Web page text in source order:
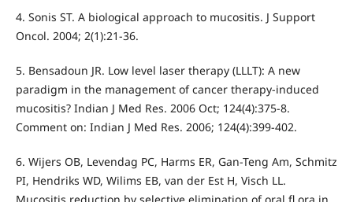
4. Sonis ST. A biological approach to mucositis. J Support
Oncol. 2004; 2(1):21-36.
5. Bensadoun JR. Low level laser therapy (LLLT): A new
paradigm in the management of cancer therapy-induced
mucositis? Indian J Med Res. 2006 Oct; 124(4):375-8.
Comment on: Indian J Med Res. 2006; 124(4):399-402.
6. Wijers OB, Levendag PC, Harms ER, Gan-Teng Am, Schmitz
PI, Hendriks WD, Wilims EB, van der Est H, Visch LL.